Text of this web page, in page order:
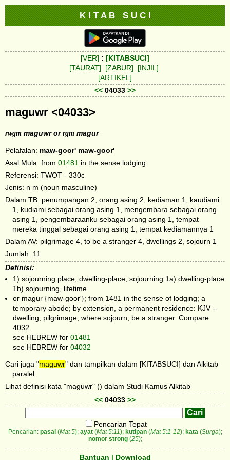
K I T A B S U C I
[VER] : [KITABSUCI]
[TAURAT]
[ZABUR]
[INJIL]
[ARTIKEL]
<< 04033 >>
maguwr <04033>
rwgm maguwr orrgm magur
Pelafalan: maw-goor' maw-goor'
Asal Mula: from 01481 in the sense lodging
Referensi: TWOT - 330c
Jenis: n m (noun masculine)
Dalam TB: penumpangan 2, orang asing 2, kediaman 1, kaudiami
1, kudiami sebagai orang asing 1, mengembara sebagai orang
asing 1, pengembaraanku sebagai orang asing 1, tempat
mereka tinggal sebagai orang asing 1, tempat kediamannya 1
Dalam AV: pilgrimage 4, to be a stranger 4, dwellings 2, sojourn 1
Jumlah: 11
Definisi:
1) sojourning place, dwelling-place, sojourning 1a) dwelling-place
1b) sojourning, lifetime
or magur {maw-goor'}; from 1481 in the sense of lodging; a
temporary abode; by extension, a permanent residence: KJV --
dwelling, pilgrimage, where sojourn, be a stranger. Compare
4032.
see HEBREW for 01481
see HEBREW for 04032
Cari juga "maguwr" dan tampilkan dalam [KITABSUCI] dan Alkitab
paralel.
Lihat definisi kata "maguwr" () dalam Studi Kamus Alkitab
<< 04033 >>
Pencarian Tepat
Pencarian: pasal (Mat 5); ayat(Mat 5:11); kutipan(Mat 5:1-12); kata(Surga);
nomor strong(25);
Bantuan | Download